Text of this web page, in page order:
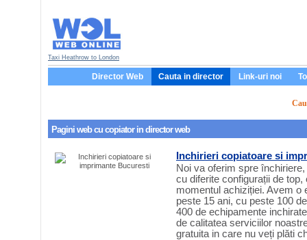
Taxi Heathrow to London
Director Web Cauta in director Link-uri noi
Pagini web cu copiatorin director web
Inchirieri copiatoare si
Noi va oferim spre
cu diferite configurații de
momentul achiziției. Avem o
peste 15 ani, cu peste 100
400 de echipamente
de calitatea serviciilor
gratuita in care nu veți plăti